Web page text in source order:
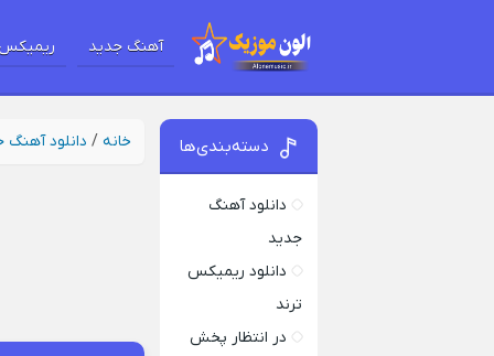
آهنگ جدید
خانه / دانلود آهنگ دسته‌بندی‌ها
دانلود آهنگ
جدید
دانلود ریمیکس
ترند
در انتظار پخش